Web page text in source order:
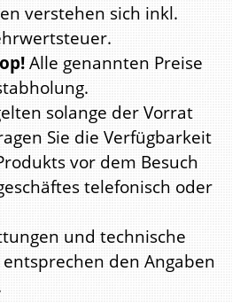
verstehen sich inkl.
Alle genannten Preise
solange der Vorrat
Sie die Verfügbarkeit
vor dem Besuch
telefonisch oder
und technische
den Angaben